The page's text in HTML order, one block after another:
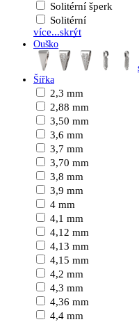
Solitérní šperk
Solitérní
více...skrýt
Ouško
Šířka
2,3 mm
2,88 mm
3,50 mm
3,6 mm
3,7 mm
3,70 mm
3,8 mm
3,9 mm
4 mm
4,1 mm
4,12 mm
4,13 mm
4,15 mm
4,2 mm
4,3 mm
4,36 mm
4,4 mm